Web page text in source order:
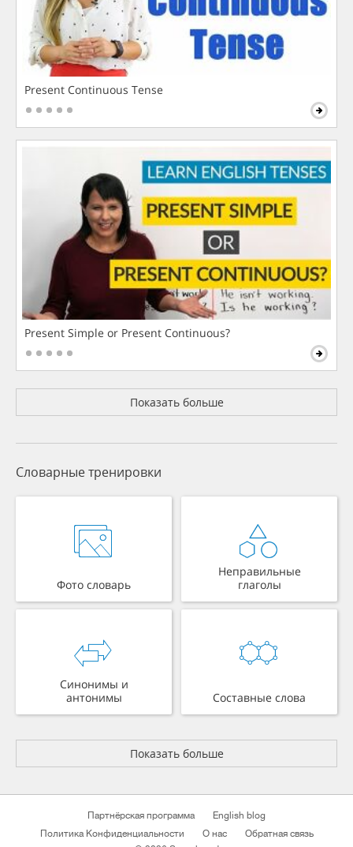
Present Continuous Tense
Present Simple or Present Continuous?
Показать больше
Словарные тренировки
Фото словарь
Неправильные
глаголы
Синонимы и
антонимы
Составные слова
Показать больше
Партнёрская программа
English blog
Политика Конфиденциальности
О нас
Обратная связь